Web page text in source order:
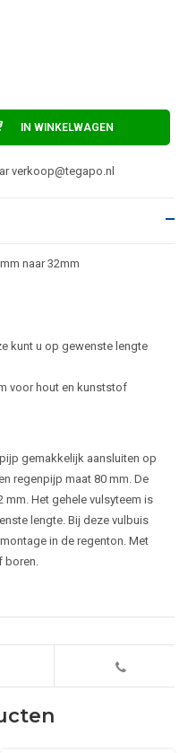
IN WINKELWAGEN
verkoop@tegapo.nl
naar 32mm
kunt u op gewenste lengte
voor hout en kunststof
gemakkelijk aansluiten op
regenpijp maat 80 mm. De
Het gehele vulsyteem is
lengte. Bij deze vulbuis
in de regenton. Met
boren.